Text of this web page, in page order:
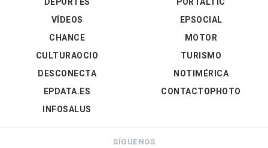
VÍDEOS
EPSOCIAL
CHANCE
CULTURAOCIO
DESCONECTA
EPDATA.ES
INFOSALUS
MOTOR
TURISMO
NOTIMÉRICA
CONTACTOPHOTO
SÍGUENOS